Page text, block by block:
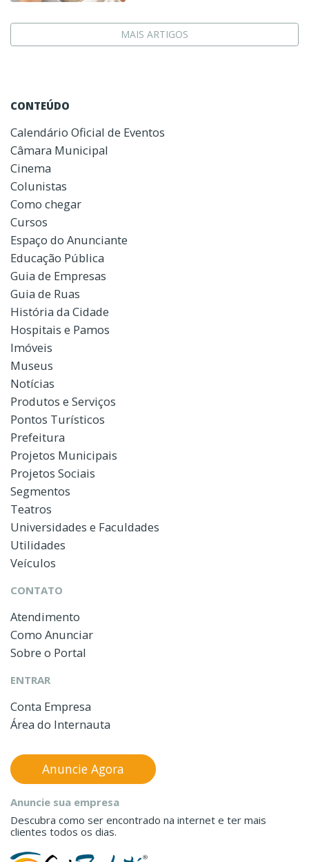
MAIS ARTIGOS
CONTEÚDO
Calendário Oficial de Eventos
Câmara Municipal
Cinema
Colunistas
Como chegar
Cursos
Espaço do Anunciante
Educação Pública
Guia de Empresas
Guia de Ruas
História da Cidade
Hospitais e Pamos
Imóveis
Museus
Notícias
Produtos e Serviços
Pontos Turísticos
Prefeitura
Projetos Municipais
Projetos Sociais
Segmentos
Teatros
Universidades e Faculdades
Utilidades
Veículos
CONTATO
Atendimento
Como Anunciar
Sobre o Portal
ENTRAR
Conta Empresa
Área do Internauta
Anuncie sua empresa
Descubra como ser encontrado na internet e ter mais
clientes todos os dias.
Anuncie Agora